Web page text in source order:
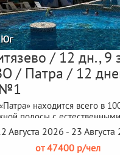
Юг
/ 12 дн., 9
/ Патра / 12
№1
находится всего в
полосы с
–...
Августа 2026 - 23 Августа
от 47400 р/чел